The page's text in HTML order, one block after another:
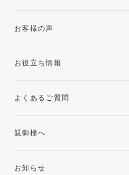
お客様の声
お役立ち情報
よくあるご質問
親御様へ
お知らせ